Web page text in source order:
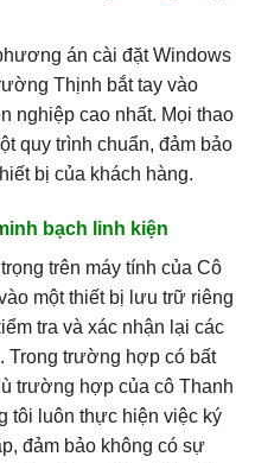
án cài đặt Windows
Thịnh bắt tay vào
nghiệp cao nhất. Mọi thao
quy trình chuẩn, đảm bảo
bị của khách hàng.
bạch linh kiện
trên máy tính của Cô
một thiết bị lưu trữ riêng
tra và xác nhận lại các
Trong trường hợp có bất
trường hợp của cô Thanh
tôi luôn thực hiện việc ký
đảm bảo không có sự